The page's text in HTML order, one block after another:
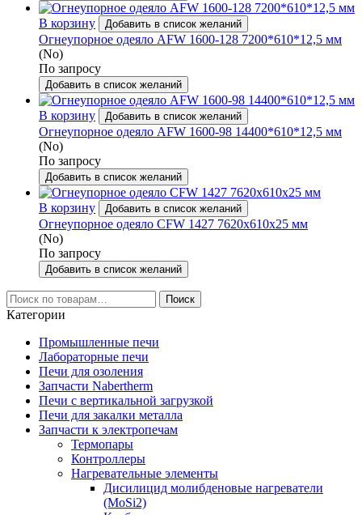
В корзину Добавить в список желаний
Огнеупорное одеяло AFW 1600-128 7200*610*12,5 мм
(No)
По запросу
Добавить в список желаний
В корзину Добавить в список желаний
Огнеупорное одеяло AFW 1600-98 14400*610*12,5 мм
(No)
По запросу
Добавить в список желаний
В корзину Добавить в список желаний
Огнеупорное одеяло CFW 1427 7620х610х25 мм
(No)
По запросу
Добавить в список желаний
Искать: Поиск
Категории
Промышленные печи
Лабораторные печи
Печи для озоления
Запчасти Nabertherm
Печи с вертикальной загрузкой
Печи для закалки металла
Запчасти к электропечам
Термопары
Контроллеры
Нагревательные элементы
Дисилицид молибденовые нагреватели
(MoSi2)